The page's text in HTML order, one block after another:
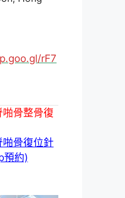
rF7
骨整骨復
骨復位針
預約)